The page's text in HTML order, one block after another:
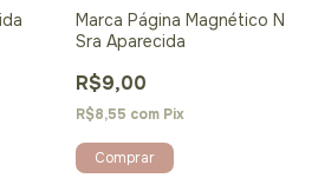
Marca Página Magnético N
Sra Aparecida
R$9,00
R$8,55 com Pix